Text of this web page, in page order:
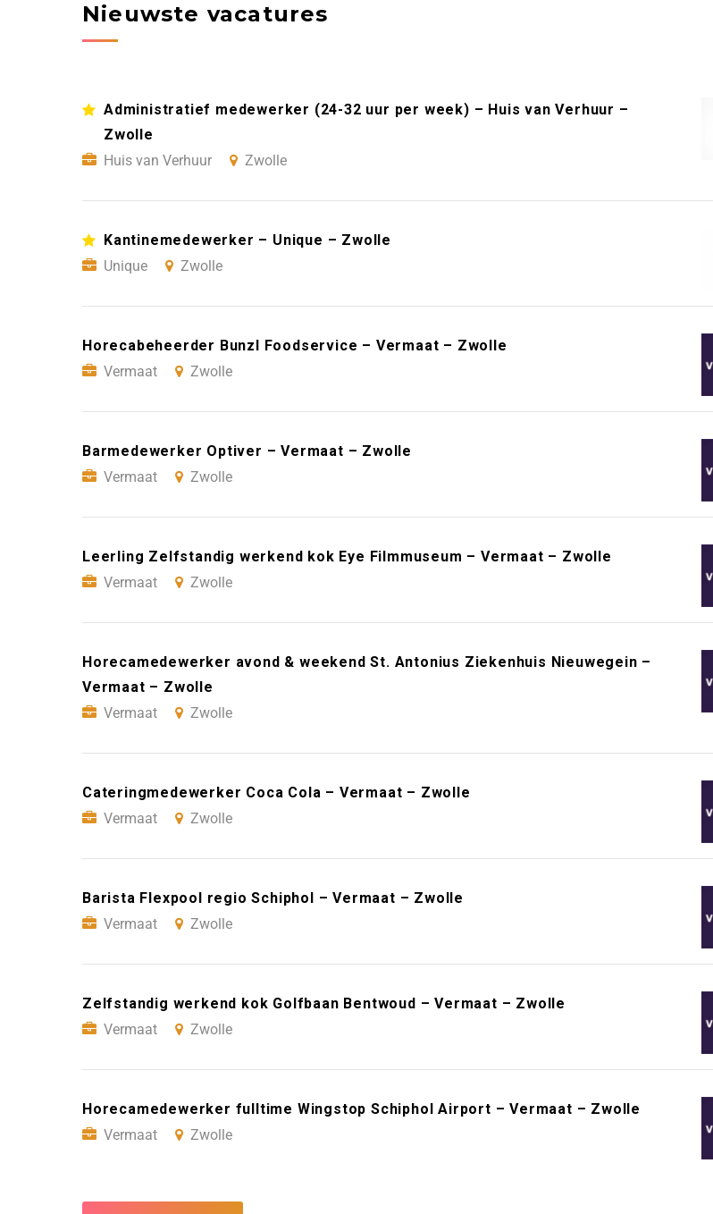
Nieuwste vacatures
Administratief medewerker (24-32 uur per week) – Huis van Verhuur –
Zwolle
Huis van Verhuur
Zwolle
Kantinemedewerker – Unique – Zwolle
Unique
Zwolle
Horecabeheerder Bunzl Foodservice – Vermaat – Zwolle
Vermaat
Zwolle
Barmedewerker Optiver – Vermaat – Zwolle
Vermaat
Zwolle
Leerling Zelfstandig werkend kok Eye Filmmuseum – Vermaat – Zwolle
Vermaat
Zwolle
Horecamedewerker avond & weekend St. Antonius Ziekenhuis Nieuwegein –
Vermaat – Zwolle
Vermaat
Zwolle
Cateringmedewerker Coca Cola – Vermaat – Zwolle
Vermaat
Zwolle
Barista Flexpool regio Schiphol – Vermaat – Zwolle
Vermaat
Zwolle
Zelfstandig werkend kok Golfbaan Bentwoud – Vermaat – Zwolle
Vermaat
Zwolle
Horecamedewerker fulltime Wingstop Schiphol Airport – Vermaat – Zwolle
Vermaat
Zwolle